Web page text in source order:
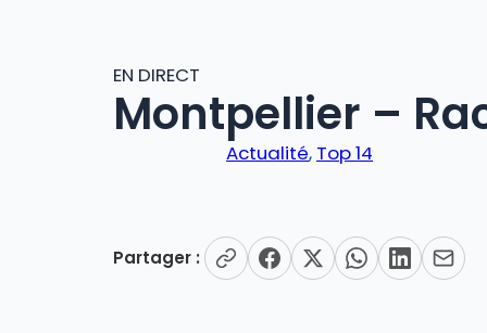
EN DIRECT
Montpellier –
Actualité, Top 14
Partager :